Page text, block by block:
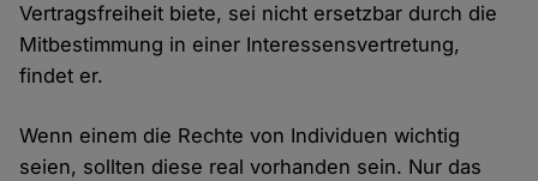
Vertragsfreiheit biete, sei nicht ersetzbar durch die
Mitbestimmung in einer Interessensvertretung,
findet er.
Wenn einem die Rechte von Individuen wichtig
seien, sollten diese real vorhanden sein. Nur das